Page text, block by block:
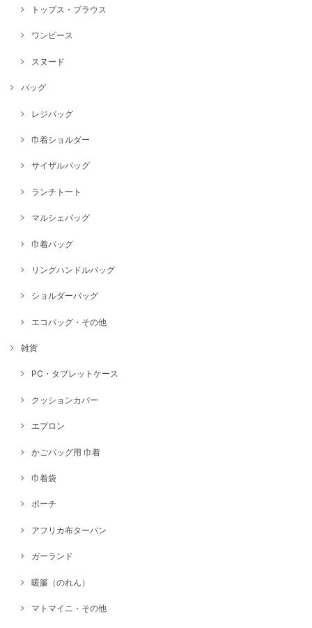
トップス・ブラウス
ワンピース
スヌード
バッグ
レジバッグ
巾着ショルダー
サイザルバッグ
ランチトート
マルシェバッグ
巾着バッグ
リングハンドルバッグ
ショルダーバッグ
エコバッグ・その他
雑貨
PC・タブレットケース
クッションカバー
エプロン
かごバッグ用 巾着
巾着袋
ポーチ
アフリカ布ターバン
ガーランド
暖簾（のれん）
マトマイニ・その他